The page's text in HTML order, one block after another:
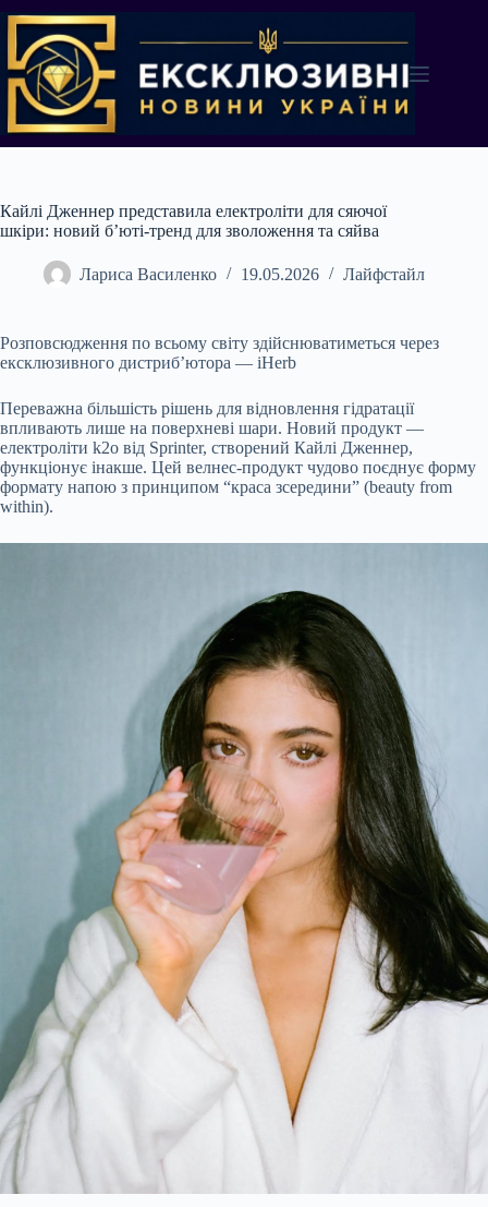
до
вмісту
Кайлі Дженнер представила електроліти для сяючої
шкіри: новий б’юті-тренд для зволоження та сяйва
Лариса Василенко 19.05.2026 Лайфстайл
Розповсюдження по всьому світу здійснюватиметься через
ексклюзивного дистриб’ютора — iHerb
Переважна більшість рішень для відновлення гідратації
впливають лише на поверхневі шари. Новий продукт —
електроліти k2o від Sprinter, створений Кайлі Дженнер,
функціонує інакше. Цей велнес-продукт чудово поєднує форму
формату напою з принципом “краса зсередини” (beauty from
within).